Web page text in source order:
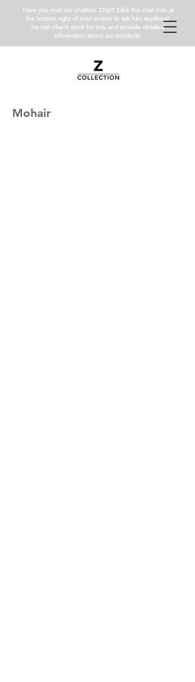
Have you met our chatbot, Chip? Click the chat icon at
the bottom right of your screen to ask him anything!
He can check stock for you and provide detailed
information about our products.
Mohair